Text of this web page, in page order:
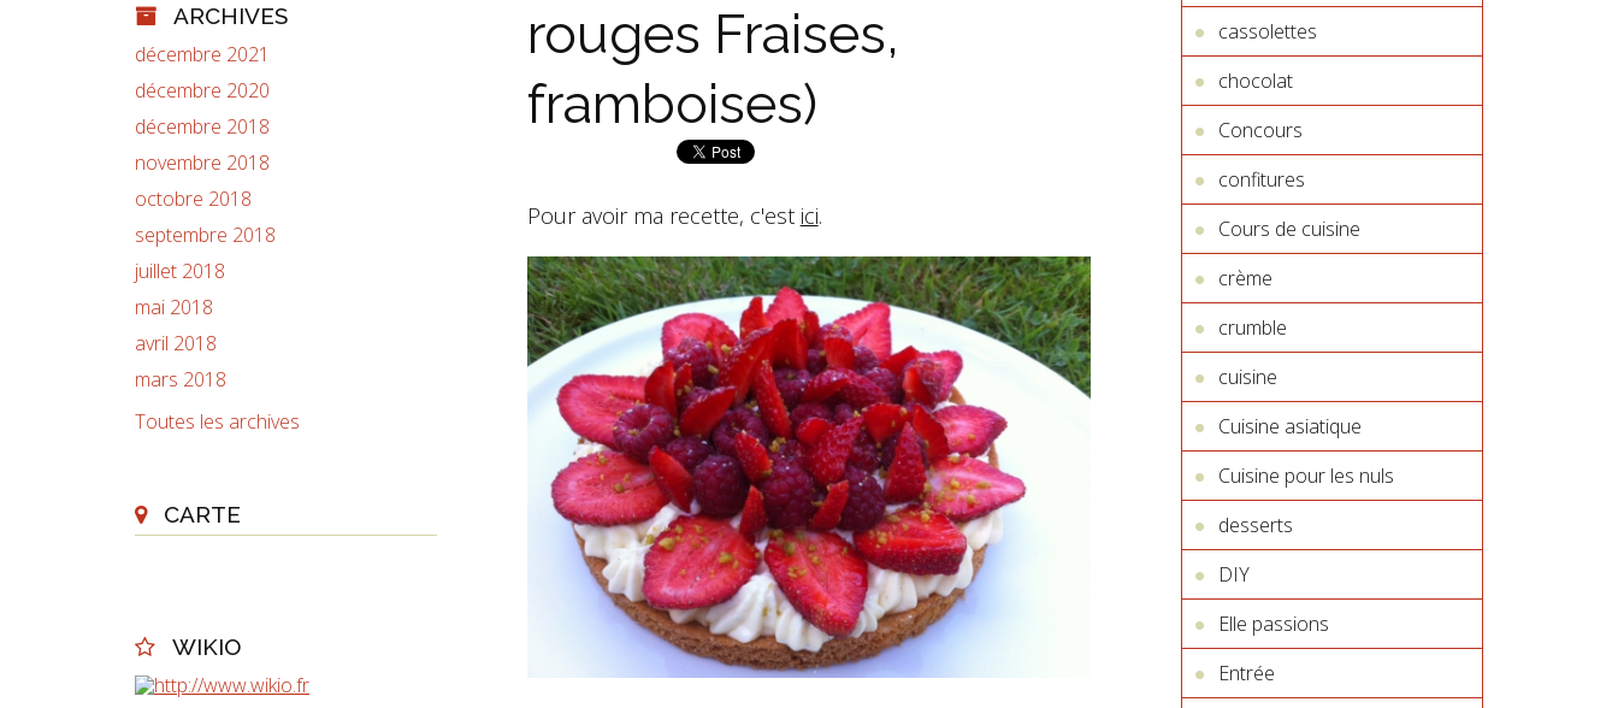
ARCHIVES
décembre 2021
décembre 2020
décembre 2018
novembre 2018
octobre 2018
septembre 2018
juillet 2018
mai 2018
avril 2018
mars 2018
Toutes les archives
CARTE
WIKIO
rouges Fraises,
framboises)
Pour avoir ma recette, c'est ici.
cassolettes
chocolat
Concours
confitures
Cours de cuisine
crème
crumble
cuisine
Cuisine asiatique
Cuisine pour les nuls
desserts
DIY
Elle passions
Entrée